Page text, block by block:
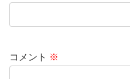
コメント ※